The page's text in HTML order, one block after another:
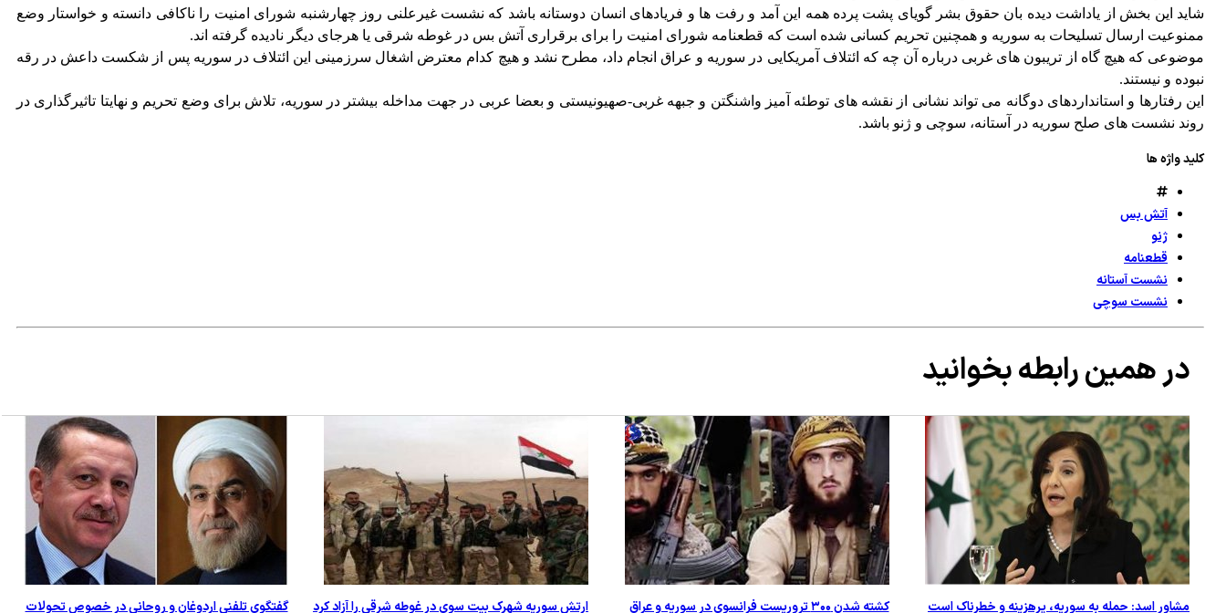
شاید این بخش از یاداشت دیده بان حقوق بشر گویای پشت پرده همه این آمد و رفت ها و فریادهای انسان دوستانه باشد که نشست غیرعلنی روز چهارشنبه شورای امنیت را ناکافی دانسته و خواستار وضع
ممنوعیت ارسال تسلیحات به سوریه و همچنین تحریم کسانی شده است که قطعنامه شورای امنیت را برای برقراری آتش بس در غوطه شرقی یا هرجای دیگر نادیده گرفته اند.
موضوعی که هیچ گاه از تریبون های غربی درباره آن چه که ائتلاف آمریکایی در سوریه و عراق انجام داد، مطرح نشد و هیچ کدام معترض اشغال سرزمینی این ائتلاف در سوریه پس از شکست داعش در رقه
نبوده و نیستند.
این رفتارها و استانداردهای دوگانه می تواند نشانی از نقشه های توطئه آمیز واشنگتن و جبهه غربی-صهیونیستی و بعضا عربی در جهت مداخله بیشتر در سوریه، تلاش برای وضع تحریم و نهایتا تاثیرگذاری در
روند نشست های صلح سوریه در آستانه، سوچی و ژنو باشد.
کلید واژه ها
آتش بس
ژنو
قطعنامه
نشست آستانه
نشست سوچی
در همین رابطه بخوانید
مشاور اسد: حمله به سوریه، پرهزینه و خطرناک است کشته شدن ۳۰۰ تروریست فرانسوی در سوریه و عراق ارتش سوریه شهرک بیت سوی در غوطه شرقی را آزاد کرد
گفتگوی تلفنی اردوغان و روحانی در خصوص تحولات